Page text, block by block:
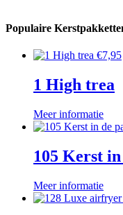
Populaire
€7,95
1 High trea
Meer informatie
105 Kerst
Meer informatie